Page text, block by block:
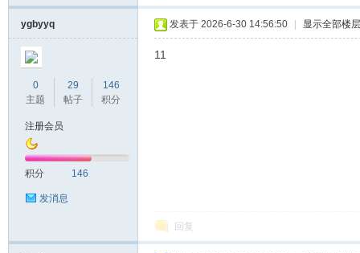
ygbyyq
0
主题
29
帖子
146
积分
注册会员
积分 146
发消息
发表于 2026-6-30 14:56:50 显示全部楼层
11
回复